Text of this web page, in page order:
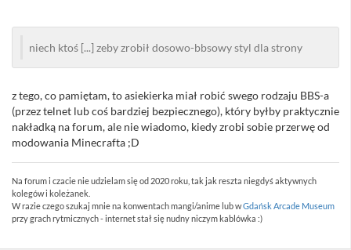
niech ktoś [...] zeby zrobił dosowo-bbsowy styl dla strony
z tego, co pamiętam, to asiekierka miał robić swego rodzaju BBS-a
(przez telnet lub coś bardziej bezpiecznego), który byłby praktycznie
nakładką na forum, ale nie wiadomo, kiedy zrobi sobie przerwę od
modowania Minecrafta ;D
Na forum i czacie nie udzielam się od 2020 roku, tak jak reszta niegdyś aktywnych
kolegów i koleżanek.
W razie czego szukaj mnie na konwentach mangi/anime lub wGdańsk Arcade Museum
przy grach rytmicznych - internet stał się nudny niczym kablówka :)